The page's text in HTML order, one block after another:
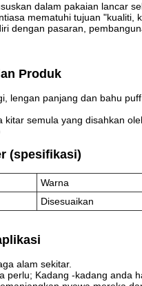
dalam pakaian lancar
mematuhi tujuan
dengan pasaran,
Produk
lengan panjang dan bahu
kitar semula yang disahkan
(spesifikasi)
Warna
Disesuaikan
alam sekitar.
perlu; Kadang -kadang anda